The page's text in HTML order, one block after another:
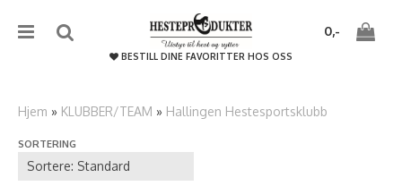
{/literal}����������
0,-
BESTILL DINE FAVORITTER HOS OSS
Hjem » KLUBBER/TEAM » Hallingen Hestesportsklubb
SORTERING